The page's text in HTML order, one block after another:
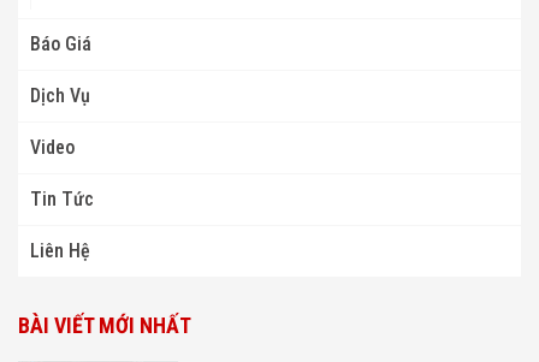
Báo Giá
Dịch Vụ
Video
Tin Tức
Liên Hệ
BÀI VIẾT MỚI NHẤT